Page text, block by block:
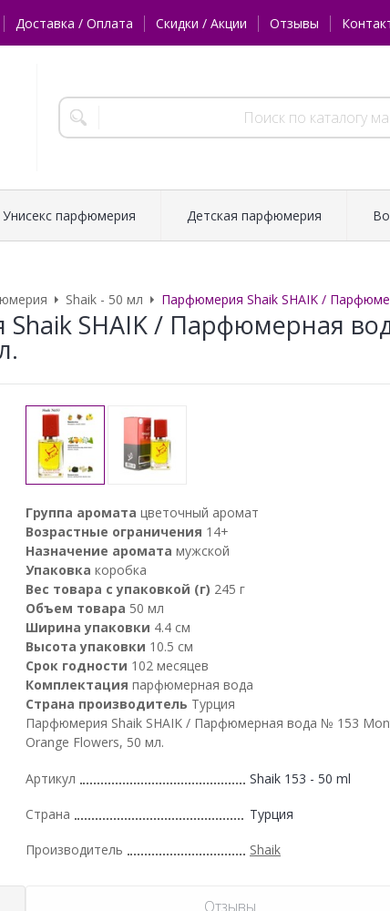
Доставка / Оплата Скидки / Акции Отзывы
Унисекс парфюмерия Детская парфюмерия
Shaik - 50 мл Парфюмерия Shaik SHAIK /
SHAIK / Парфюмерная
Группа аромата цветочный аромат
Возрастные ограничения 14+
Назначение аромата мужской
Упаковка коробка
Вес товара с упаковкой (г) 245 г
Объем товара 50 мл
Ширина упаковки 4.4 см
Высота упаковки 10.5 см
Срок годности 102 месяцев
Комплектация парфюмерная вода
Страна производитель Турция
Парфюмерия Shaik SHAIK / Парфюмерная вода № 153
Orange Flowers, 50 мл.
Артикул Shaik 153 - 50 ml
Страна Турция
Производитель Shaik
Отзывы